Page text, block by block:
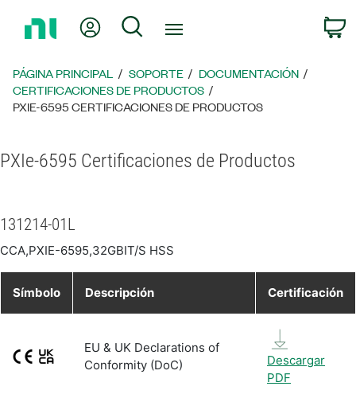
página
principal
Mi cuentaBúsqueda
PÁGINA PRINCIPAL SOPORTE
DOCUMENTACIÓN
CERTIFICACIONES DE PRODUCTOS
PXIE-6595 CERTIFICACIONES DE PRODUCTOS
PXIe-6595 Certificaciones de Productos
131214-01L
CCA,PXIE-6595,32GBIT/S HSS
Símbolo Descripción Certificación
EU & UK Declarations of
Conformity (DoC)
Descargar
PDF